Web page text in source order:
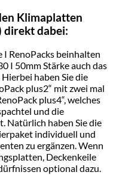
Klimaplatten
direkt dabei:
RenoPacks beinhalten
I 50mm Stärke auch das
haben Sie die
plus2“ mit zwei mal
plus4“, welches
und die
Natürlich haben Sie die
individuell und
zu ergänzen. Wenn
Deckenkeile
optional dazu.